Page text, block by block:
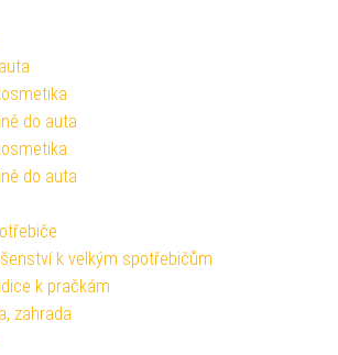
do auta
do auta
k velkým spotřebičům
k pračkám
zahrada